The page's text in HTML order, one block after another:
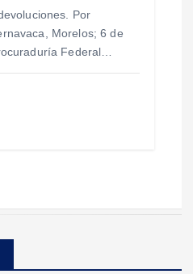
Por
Morelos; 6 de
Federal…